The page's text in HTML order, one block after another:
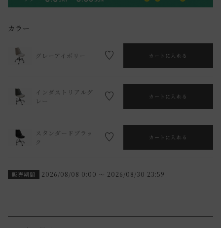
カラー
グレーアイボリー カートに入れる
インダストリアルグ
レー
カートに入れる
スタンダードブラッ
ク
カートに入れる
販売期間 2026/08/08 0:00 〜 2026/08/30 23:59